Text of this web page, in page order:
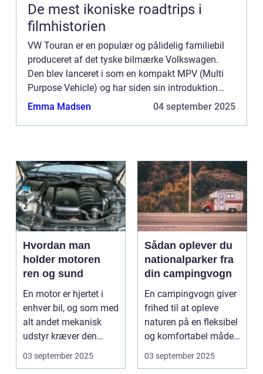
De mest ikoniske roadtrips i
filmhistorien
VW Touran er en populær og pålidelig familiebil
produceret af det tyske bilmærke Volkswagen.
Den blev lanceret i som en kompakt MPV (Multi
Purpose Vehicle) og har siden sin introduktion
været en favorit blandt bilkøbere...
Emma Madsen 04 september 2025
Hvordan man
holder motoren
ren og sund
En motor er hjertet i
enhver bil, og som med
alt andet mekanisk
udstyr kræver den
omsorg for a...
03 september 2025
Sådan oplever du
nationalparker fra
din campingvogn
En campingvogn giver
frihed til at opleve
naturen på en fleksibel
og komfortabel måde.
03 september 2025